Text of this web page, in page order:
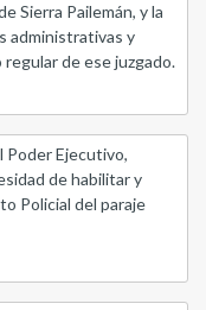
Sierra Pailemán, y la
administrativas y
de ese juzgado.
Poder Ejecutivo,
de habilitar y
Policial del paraje